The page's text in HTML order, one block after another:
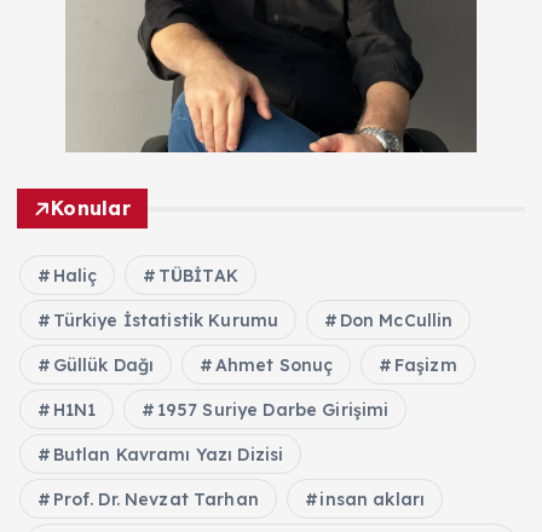
Konular
Haliç TÜBİTAK
Türkiye İstatistik Kurumu Don McCullin
Güllük Dağı Ahmet Sonuç Faşizm
H1N1 1957 Suriye Darbe Girişimi
Butlan Kavramı Yazı Dizisi
Prof. Dr. Nevzat Tarhan insan akları